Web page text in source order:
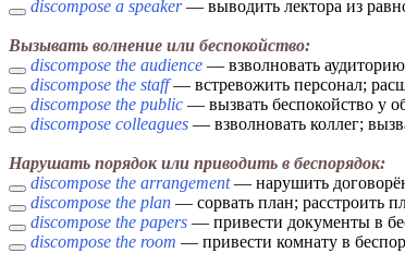
discompose a speaker— выводить лектора из
Вызывать волнение или беспокойство:
discompose the audience — взволновать
discompose the staff— встревожить персонал;
discompose the public — вызвать беспокойство у
discompose colleagues — взволновать коллег;
Нарушать порядок или приводить в беспорядок:
discompose the arrangement— нарушить
discompose the plan — сорвать план; расстроить
discompose the papers — привести документы в
discompose the room — привести комнату в